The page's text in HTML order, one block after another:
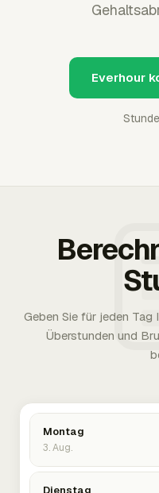
Everhour
Geben Sie für jeden Tag
Überstunden und
Montag
3. Aug.
Dienstag